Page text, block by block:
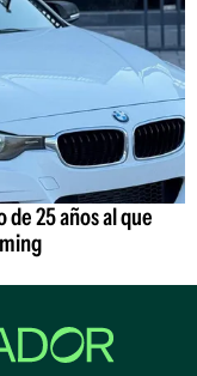
25 años al que